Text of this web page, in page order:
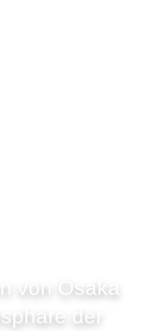
von Osaka
der